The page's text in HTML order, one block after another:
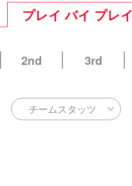
プレイ バイ プレイ
2nd 3rd
チームスタッツ